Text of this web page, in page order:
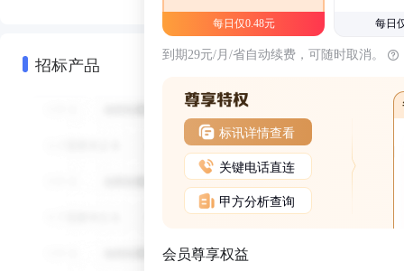
招标产品
每日仅0.48元 每日
到期29元/月/省自动续费，可随时取消。
标讯详情查看
关键电话直连
甲方分析查询
会员尊享权益